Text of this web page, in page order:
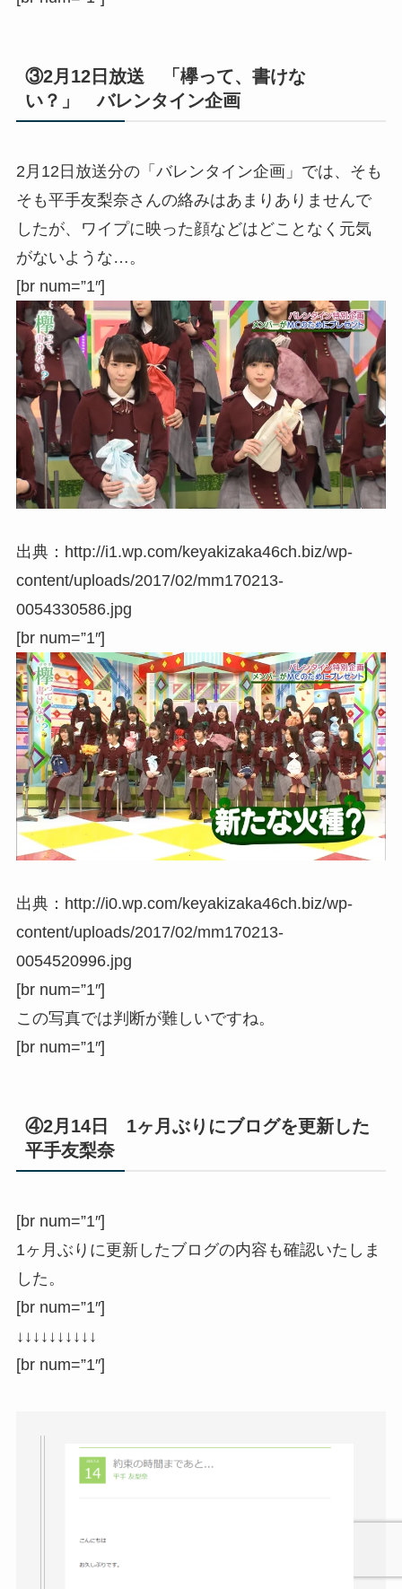
③2月12日放送 「欅って、書けな
い？」 バレンタイン企画
2月12日放送分の「バレンタイン企画」では、そも
そも平手友梨奈さんの絡みはあまりありませんで
したが、ワイプに映った顔などはどことなく元気
がないような…。
[br num=”1″]
出典：http://i1.wp.com/keyakizaka46ch.biz/wp-
content/uploads/2017/02/mm170213-
0054330586.jpg
[br num=”1″]
出典：http://i0.wp.com/keyakizaka46ch.biz/wp-
content/uploads/2017/02/mm170213-
0054520996.jpg
[br num=”1″]
この写真では判断が難しいですね。
[br num=”1″]
④2月14日 1ヶ月ぶりにブログを更新した
平手友梨奈
[br num=”1″]
1ヶ月ぶりに更新したブログの内容も確認いたしま
した。
[br num=”1″]
↓↓↓↓↓↓↓↓↓↓
[br num=”1″]